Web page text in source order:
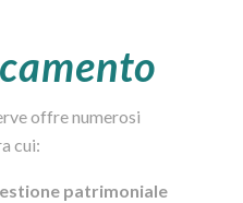
offre numerosi
cui:
patrimoniale